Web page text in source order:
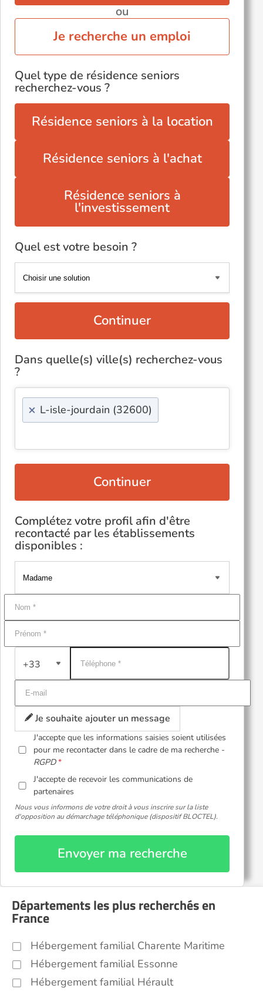
ou
Je recherche un emploi
Quel type de résidence seniors
recherchez-vous ?
Résidence seniors à la location
Résidence seniors à l'achat
Résidence seniors à
l'investissement
Quel est votre besoin ?
Continuer
Dans quelle(s) ville(s) recherchez-vous
?
× L-isle-jourdain (32600)
Continuer
Complétez votre profil afin d'être
recontacté par les établissements
disponibles :
+33
Je souhaite ajouter un message
J'accepte que les informations saisies soient utilisées
pour me recontacter dans le cadre de ma recherche -
RGPD
J'accepte de recevoir les communications de
partenaires
Nous vous informons de votre droit à vous inscrire sur la liste
d'opposition au démarchage téléphonique (dispositif BLOCTEL).
Envoyer ma recherche
Départements les plus recherchés en
France
Hébergement familial Charente Maritime
Hébergement familial Essonne
Hébergement familial Hérault